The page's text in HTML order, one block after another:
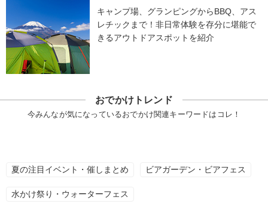
キャンプ場、グランピングからBBQ、アス
レチックまで！非日常体験を存分に堪能で
きるアウトドアスポットを紹介
おでかけトレンド
今みんなが気になっているおでかけ関連キーワードはコレ！
夏の注目イベント・催しまとめ ビアガーデン・ビアフェス
水かけ祭り・ウォーターフェス